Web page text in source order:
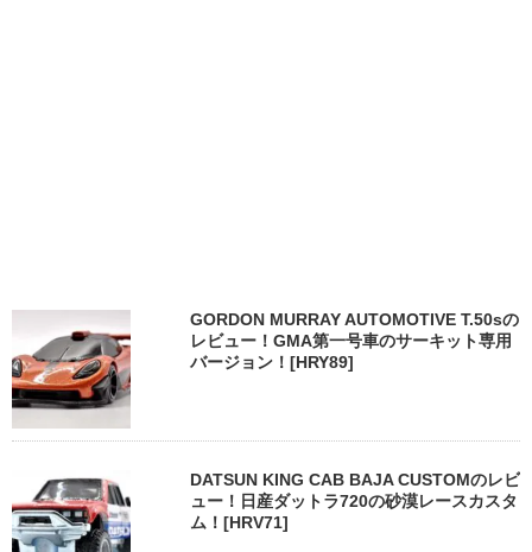
GORDON MURRAY AUTOMOTIVE T.50sの
レビュー！GMA第一号車のサーキット専用
バージョン！[HRY89]
DATSUN KING CAB BAJA CUSTOMのレビ
ュー！日産ダットラ720の砂漠レースカスタ
ム！[HRV71]